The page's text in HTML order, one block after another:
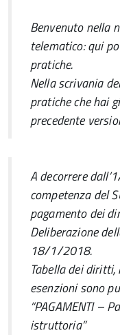
Benvenuto nella
telematico: qui
pratiche.
Nella scrivania
pratiche che hai
precedente
A decorrere
competenza del
pagamento dei
Deliberazione
18/1/2018.
Tabella dei
esenzioni sono
“PAGAMENTI –
istruttoria”